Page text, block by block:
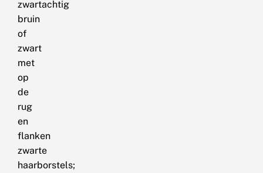
zwartachtig
bruin
of
zwart
met
op
de
rug
en
flanken
zwarte
haarborstels;